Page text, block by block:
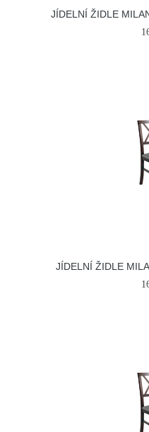
JÍDELNÍ ŽIDLE
JÍDELNÍ ŽIDLE